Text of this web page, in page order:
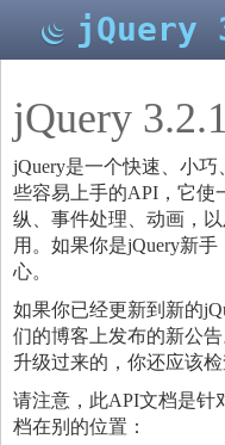
jQuery
jQuery
jQuery是一个快速、小巧
些容易上手的API，它使
纵、事件处理、动画，
用。如果你是jQuery新
心。
如果你已经更新到新的
们的博客 上发布的新公
升级过来的，你还应该检
请注意，此API文档是针
档在别的位置：